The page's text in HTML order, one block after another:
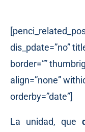
dis_pdate=”no”
border=””
align=”none”
orderby=”date”]
La unidad, que